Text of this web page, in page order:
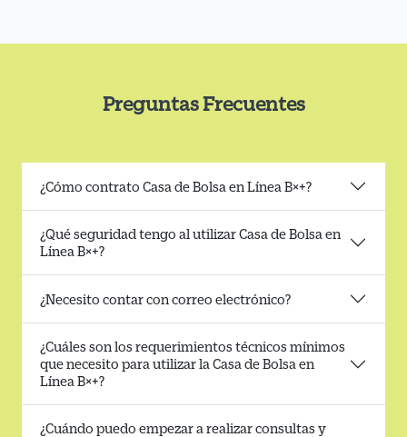
Preguntas Frecuentes
¿Cómo contrato Casa de Bolsa en Línea B×+?
¿Qué seguridad tengo al utilizar Casa de Bolsa en
Línea B×+?
¿Necesito contar con correo electrónico?
¿Cuáles son los requerimientos técnicos mínimos
que necesito para utilizar la Casa de Bolsa en
Línea B×+?
¿Cuándo puedo empezar a realizar consultas y